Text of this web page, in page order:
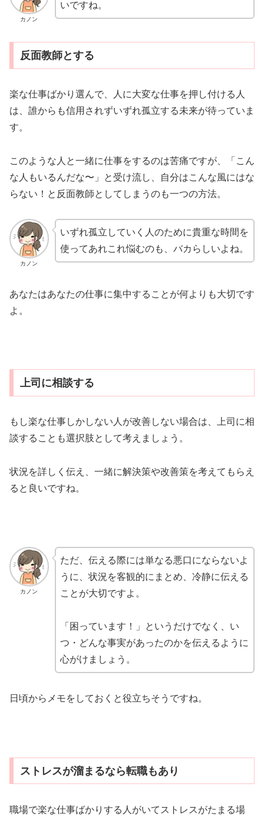
カノン
いですね。
反面教師とする
楽な仕事ばかり選んで、人に大変な仕事を押し付ける人
は、誰からも信用されずいずれ孤立する未来が待っていま
す。
このような人と一緒に仕事をするのは苦痛ですが、「こん
な人もいるんだな〜」と受け流し、自分はこんな風にはな
らない！と反面教師としてしまうのも一つの方法。
カノン
いずれ孤立していく人のために貴重な時間を
使ってあれこれ悩むのも、バカらしいよね。
あなたはあなたの仕事に集中することが何よりも大切です
よ。
上司に相談する
もし楽な仕事しかしない人が改善しない場合は、上司に相
談することも選択肢として考えましょう。
状況を詳しく伝え、一緒に解決策や改善策を考えてもらえ
ると良いですね。
カノン
ただ、伝える際には単なる悪口にならないよ
うに、状況を客観的にまとめ、冷静に伝える
ことが大切ですよ。
「困っています！」というだけでなく、い
つ・どんな事実があったのかを伝えるように
心がけましょう。
日頃からメモをしておくと役立ちそうですね。
ストレスが溜まるなら転職もあり
職場で楽な仕事ばかりする人がいてストレスがたまる場